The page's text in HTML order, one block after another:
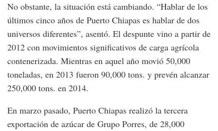
No obstante, la situación está cambiando. “Hablar de los
últimos cinco años de Puerto Chiapas es hablar de dos
universos diferentes”, asentó. El despunte vino a partir de
2012 con movimientos significativos de carga agrícola
contenerizada. Mientras en aquel año movió 50,000
toneladas, en 2013 fueron 90,000 tons. y prevén alcanzar
250,000 tons. en 2014.
En marzo pasado, Puerto Chiapas realizó la tercera
exportación de azúcar de Grupo Porres, de 28,000